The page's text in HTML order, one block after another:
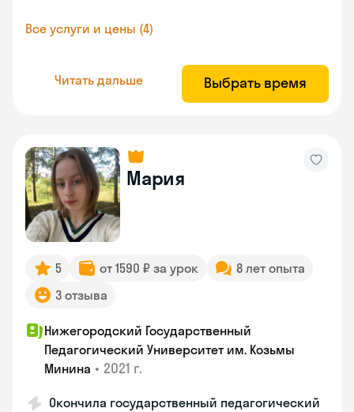
Все услуги и цены (4)
Читать дальше Выбрать время
Мария
5 от 1590 ₽ за урок
8 лет опыта
3 отзыва
Нижегородский Государственный
Педагогический Университет им. Козьмы
Минина • 2021 г.
Окончила государственный педагогический